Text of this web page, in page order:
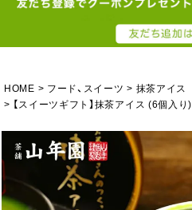
HOME フード、スイーツ
抹茶アイス
【スイーツギフト】抹茶アイス (6個入り)